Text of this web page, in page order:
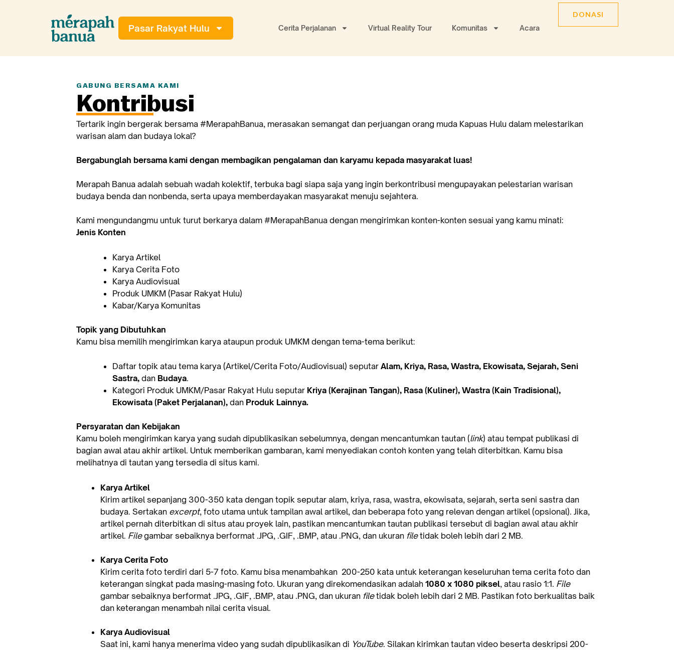
Pasar Rakyat Hulu Cerita Perjalanan Virtual Reality Tour Komunitas Acara
DONASI
GABUNG BERSAMA KAMI
Kontribusi
Tertarik ingin bergerak bersama #MerapahBanua, merasakan semangat dan perjuangan orang muda Kapuas Hulu dalam melestarikan
warisan alam dan budaya lokal?
Bergabunglah bersama kami dengan membagikan pengalaman dan karyamu kepada masyarakat luas!
Merapah Banua adalah sebuah wadah kolektif, terbuka bagi siapa saja yang ingin berkontribusi mengupayakan pelestarian warisan
budaya benda dan nonbenda, serta upaya memberdayakan masyarakat menuju sejahtera.
Kami mengundangmu untuk turut berkarya dalam #MerapahBanua dengan mengirimkan konten-konten sesuai yang kamu minati:
Jenis Konten
Karya Artikel
Karya Cerita Foto
Karya Audiovisual
Produk UMKM (Pasar Rakyat Hulu)
Kabar/Karya Komunitas
Topik yang Dibutuhkan
Kamu bisa memilih mengirimkan karya ataupun produk UMKM dengan tema-tema berikut:
Daftar topik atau tema karya (Artikel/Cerita Foto/Audiovisual) seputar Alam, Kriya, Rasa, Wastra, Ekowisata, Sejarah, Seni
Sastra, dan Budaya.
Kategori Produk UMKM/Pasar Rakyat Hulu seputar Kriya (Kerajinan Tangan), Rasa (Kuliner), Wastra (Kain Tradisional),
Ekowisata (Paket Perjalanan), dan Produk Lainnya.
Persyaratan dan Kebijakan
Kamu boleh mengirimkan karya yang sudah dipublikasikan sebelumnya, dengan mencantumkan tautan (link) atau tempat publikasi di
bagian awal atau akhir artikel. Untuk memberikan gambaran, kami menyediakan contoh konten yang telah diterbitkan. Kamu bisa
melihatnya di tautan yang tersedia di situs kami.
Karya Artikel
Kirim artikel sepanjang 300-350 kata dengan topik seputar alam, kriya, rasa, wastra, ekowisata, sejarah, serta seni sastra dan
budaya. Sertakan excerpt, foto utama untuk tampilan awal artikel, dan beberapa foto yang relevan dengan artikel (opsional). Jika,
artikel pernah diterbitkan di situs atau proyek lain, pastikan mencantumkan tautan publikasi tersebut di bagian awal atau akhir
artikel. Filegambar sebaiknya berformat .JPG, .GIF, .BMP, atau .PNG, dan ukuran filetidak boleh lebih dari 2 MB.
Karya Cerita Foto
Kirim cerita foto terdiri dari 5-7 foto. Kamu bisa menambahkan 200-250 kata untuk keterangan keseluruhan tema cerita foto dan
keterangan singkat pada masing-masing foto. Ukuran yang direkomendasikan adalah 1080 x 1080 piksel, atau rasio 1:1. File
gambar sebaiknya berformat .JPG, .GIF, .BMP, atau .PNG, dan ukuran filetidak boleh lebih dari 2 MB. Pastikan foto berkualitas baik
dan keterangan menambah nilai cerita visual.
Karya Audiovisual
Saat ini, kami hanya menerima video yang sudah dipublikasikan di YouTube. Silakan kirimkan tautan video beserta deskripsi 200-